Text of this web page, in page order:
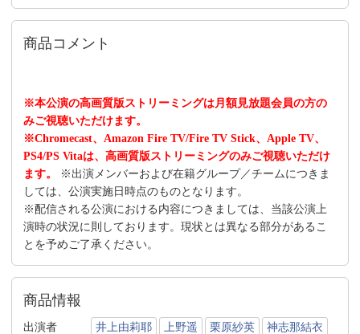
商品コメント
※本公演の高画質版ストリーミングは月額見放題会員の方の
みご視聴いただけます。
※Chromecast、Amazon Fire TV/Fire TV Stick、Apple TV、
PS4/PS Vitaは、高画質版ストリーミングのみご視聴いただけ
ます。
※出演メンバーおよび在籍グループ／チームにつきま
しては、公演実施日時点のものとなります。
※配信される公演における内容につきましては、当該公演上
演時の状況に則しております。現状とは異なる部分があるこ
とを予めご了承ください。
商品情報
出演者 井上由莉耶 上野遥 栗原紗英 神志那結衣